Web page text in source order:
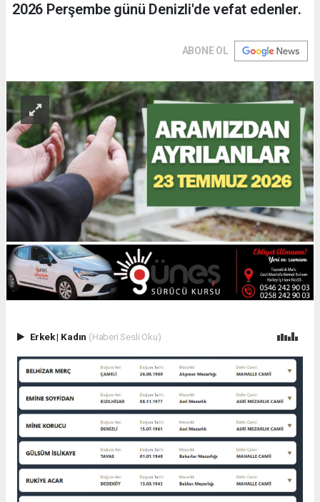
2026 Perşembe günü Denizli'de vefat edenler.
ABONE OL
Erkek| Kadın (Haberi Sesli Oku)